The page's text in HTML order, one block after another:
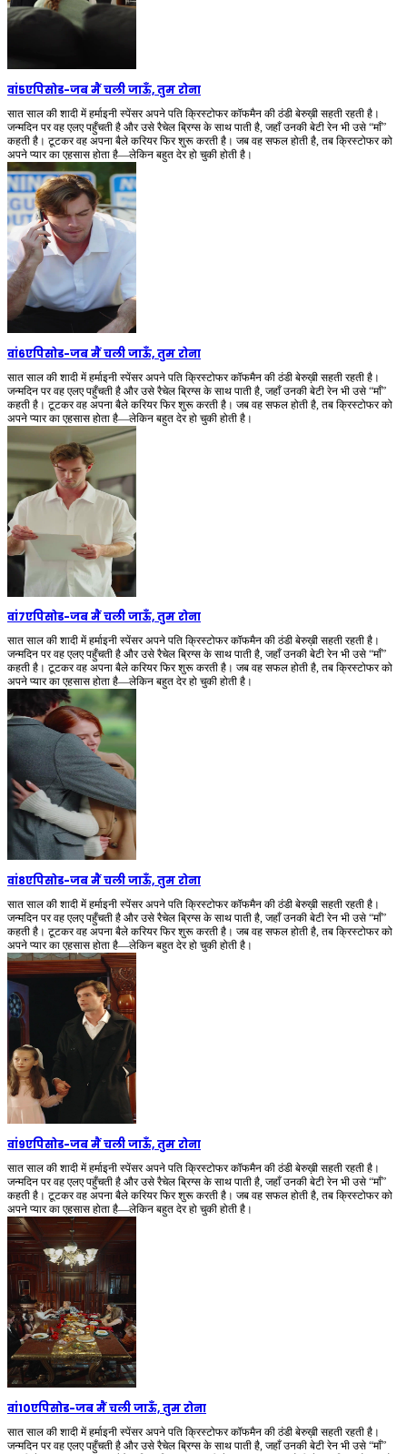
वां5एपिसोड-जब मैं चली जाऊँ, तुम रोना
सात साल की शादी में हर्माइनी स्पेंसर अपने पति क्रिस्टोफर कॉफमैन की ठंडी बेरुख़ी सहती रहती है।
जन्मदिन पर वह एलए पहुँचती है और उसे रैचेल ब्रिग्स के साथ पाती है, जहाँ उनकी बेटी रेन भी उसे “माँ”
कहती है। टूटकर वह अपना बैले करियर फिर शुरू करती है। जब वह सफल होती है, तब क्रिस्टोफर को
अपने प्यार का एहसास होता है—लेकिन बहुत देर हो चुकी होती है।
वां6एपिसोड-जब मैं चली जाऊँ, तुम रोना
सात साल की शादी में हर्माइनी स्पेंसर अपने पति क्रिस्टोफर कॉफमैन की ठंडी बेरुख़ी सहती रहती है।
जन्मदिन पर वह एलए पहुँचती है और उसे रैचेल ब्रिग्स के साथ पाती है, जहाँ उनकी बेटी रेन भी उसे “माँ”
कहती है। टूटकर वह अपना बैले करियर फिर शुरू करती है। जब वह सफल होती है, तब क्रिस्टोफर को
अपने प्यार का एहसास होता है—लेकिन बहुत देर हो चुकी होती है।
वां7एपिसोड-जब मैं चली जाऊँ, तुम रोना
सात साल की शादी में हर्माइनी स्पेंसर अपने पति क्रिस्टोफर कॉफमैन की ठंडी बेरुख़ी सहती रहती है।
जन्मदिन पर वह एलए पहुँचती है और उसे रैचेल ब्रिग्स के साथ पाती है, जहाँ उनकी बेटी रेन भी उसे “माँ”
कहती है। टूटकर वह अपना बैले करियर फिर शुरू करती है। जब वह सफल होती है, तब क्रिस्टोफर को
अपने प्यार का एहसास होता है—लेकिन बहुत देर हो चुकी होती है।
वां8एपिसोड-जब मैं चली जाऊँ, तुम रोना
सात साल की शादी में हर्माइनी स्पेंसर अपने पति क्रिस्टोफर कॉफमैन की ठंडी बेरुख़ी सहती रहती है।
जन्मदिन पर वह एलए पहुँचती है और उसे रैचेल ब्रिग्स के साथ पाती है, जहाँ उनकी बेटी रेन भी उसे “माँ”
कहती है। टूटकर वह अपना बैले करियर फिर शुरू करती है। जब वह सफल होती है, तब क्रिस्टोफर को
अपने प्यार का एहसास होता है—लेकिन बहुत देर हो चुकी होती है।
वां9एपिसोड-जब मैं चली जाऊँ, तुम रोना
सात साल की शादी में हर्माइनी स्पेंसर अपने पति क्रिस्टोफर कॉफमैन की ठंडी बेरुख़ी सहती रहती है।
जन्मदिन पर वह एलए पहुँचती है और उसे रैचेल ब्रिग्स के साथ पाती है, जहाँ उनकी बेटी रेन भी उसे “माँ”
कहती है। टूटकर वह अपना बैले करियर फिर शुरू करती है। जब वह सफल होती है, तब क्रिस्टोफर को
अपने प्यार का एहसास होता है—लेकिन बहुत देर हो चुकी होती है।
वां10एपिसोड-जब मैं चली जाऊँ, तुम रोना
सात साल की शादी में हर्माइनी स्पेंसर अपने पति क्रिस्टोफर कॉफमैन की ठंडी बेरुख़ी सहती रहती है।
जन्मदिन पर वह एलए पहुँचती है और उसे रैचेल ब्रिग्स के साथ पाती है, जहाँ उनकी बेटी रेन भी उसे “माँ”